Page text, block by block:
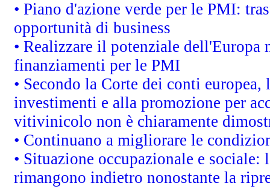
• Piano d'azione verde per le PMI:
opportunità di business
• Realizzare il potenziale
finanziamenti per le PMI
• Secondo la Corte dei conti
investimenti e alla promozione per
vitivinicolo non è chiaramente
• Continuano a migliorare le
• Situazione occupazionale e
rimangono indietro nonostante la